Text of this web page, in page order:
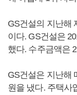
GS건설의 지난해
이다. GS건설은
했다. 수주금액은
GS건설은 지난해
원을 냈다. 주택사